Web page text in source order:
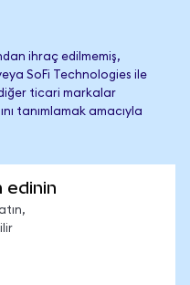
ihraç edilmemiş,
SoFi Technologies ile
ticari markalar
tanımlamak amacıyla
edinin